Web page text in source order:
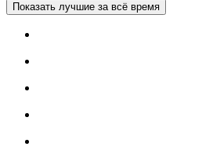
Показать лучшие за всё время